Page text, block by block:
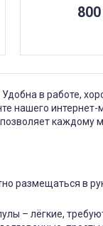
в работе,
нашего интернет-
каждому
размещаться в
– лёгкие,